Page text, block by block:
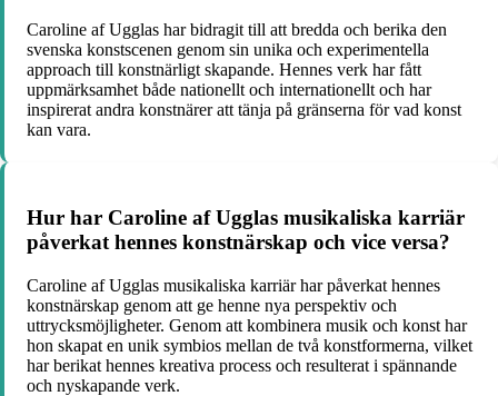
Caroline af Ugglas har bidragit till att bredda och berika den
svenska konstscenen genom sin unika och experimentella
approach till konstnärligt skapande. Hennes verk har fått
uppmärksamhet både nationellt och internationellt och har
inspirerat andra konstnärer att tänja på gränserna för vad konst
kan vara.
Hur har Caroline af Ugglas musikaliska karriär
påverkat hennes konstnärskap och vice versa?
Caroline af Ugglas musikaliska karriär har påverkat hennes
konstnärskap genom att ge henne nya perspektiv och
uttrycksmöjligheter. Genom att kombinera musik och konst har
hon skapat en unik symbios mellan de två konstformerna, vilket
har berikat hennes kreativa process och resulterat i spännande
och nyskapande verk.